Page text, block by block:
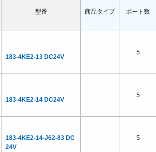
型番
183-4KE2-13 DC24V
183-4KE2-14 DC24V
183-4KE2-14-J62-83 DC
24V
商品タイプ ポート数
5
5
5